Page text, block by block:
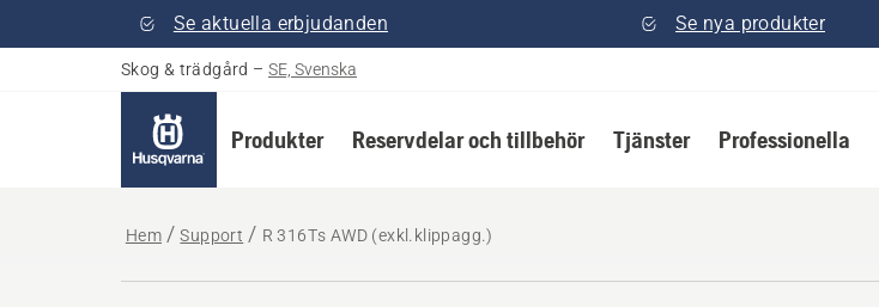
Se aktuella erbjudanden Se nya produkter
Skog & trädgård – SE, Svenska
Produkter Reservdelar och tillbehör Tjänster Professionella
Hem Support R 316Ts AWD (exkl.klippagg.)